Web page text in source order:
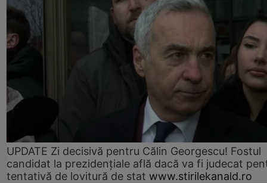
UPDATE Zi decisivă pentru Călin Georgescu! Fostul
candidat la prezidențiale află dacă va fi judecat
tentativă de lovitură de stat www.stirilekanald.ro